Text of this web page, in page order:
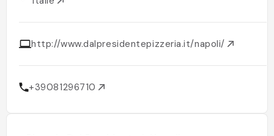
http://www.dalpresidentepizzeria.it/napoli/
+39081296710